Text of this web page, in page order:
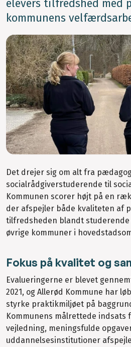
elevers tilfredshed med
kommunens
Det drejer sig om alt fra
socialrådgiverstuderende til
Kommunen scorer højt på en
der afspejler både kvaliteten af
tilfredsheden blandt studerende
øvrige kommuner i
Fokus på kvalitet og
Evalueringerne er blevet
2021, og Allerød Kommune har
styrke praktikmiljøet på
Kommunens målrettede indsats
vejledning, meningsfulde
uddannelsesinstitutioner